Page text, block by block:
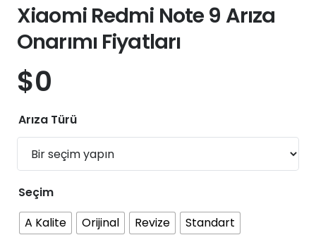
Xiaomi Redmi Note 9 Arıza
Onarımı Fiyatları
$0
Arıza Türü
Seçim
A Kalite
Orijinal Revize
Standart